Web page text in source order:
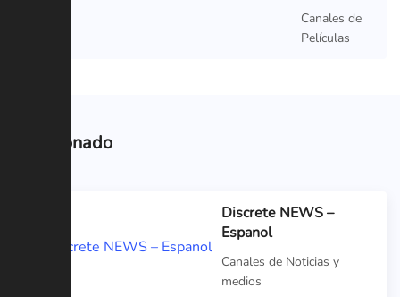
Canales de
Películas
Relacionado
Discrete NEWS –
Espanol
Canales de Noticias y
medios